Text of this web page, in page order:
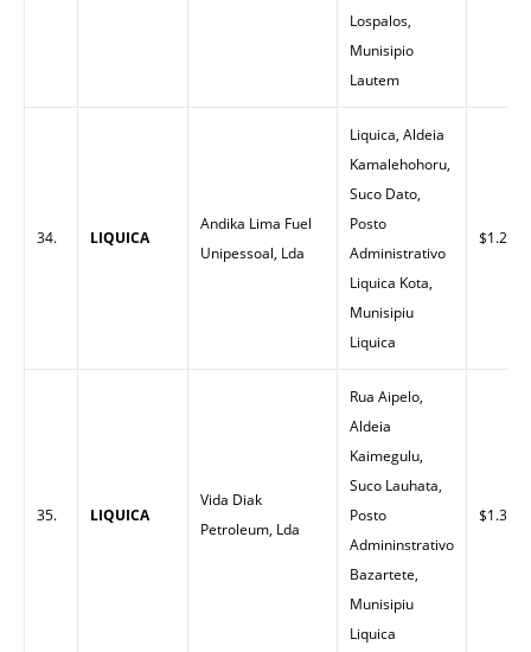
Lospalos,
Munisipio
Lautem
34. LIQUICA
Andika Lima Fuel
Unipessoal, Lda
Liquica, Aldeia
Kamalehohoru,
Suco Dato,
Posto
Administrativo
Liquica Kota,
Munisipiu
Liquica
$1.27
35. LIQUICA
Vida Diak
Petroleum, Lda
Rua Aipelo,
Aldeia
Kaimegulu,
Suco Lauhata,
Posto
Admininstrativo
Bazartete,
Munisipiu
Liquica
$1.30